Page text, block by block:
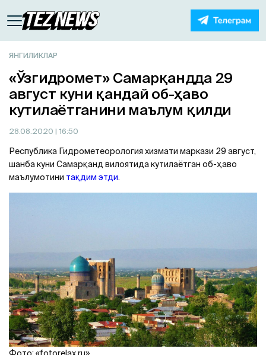
ЯНГИЛИКЛАР
«Ўзгидромет» Самарқандда 29
август куни қандай об-ҳаво
кутилаётганини маълум қилди
28.08.2020 | 16:50
Республика Гидрометеорология хизмати маркази 29 август,
шанба куни Самарқанд вилоятида кутилаётган об-ҳаво
маълумотини тақдим этди.